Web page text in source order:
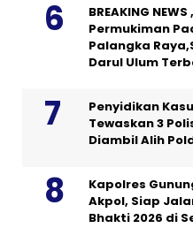
BREAKING
Permukiman
Palangka
Darul Ulum
Penyidikan
Tewaskan 3
Diambil Alih
Kapolres
Akpol, Siap
Bhakti 2026 di